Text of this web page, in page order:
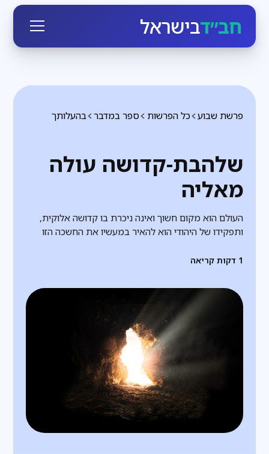
חב״דבישראל
בהעלותך ספר במדבר כל הפרשות פרשת שבוע
שלהבת-קדושה עולה
מאליה
העולם הוא מקום חשוך ואינה ניכרת בו קדושה אלוקית,
ותפקידו של היהודי הוא להאיר במעשיו את החשכה הזו
1 דקות קריאה